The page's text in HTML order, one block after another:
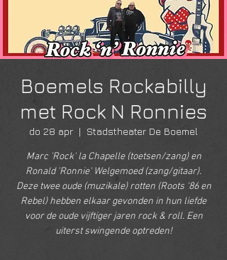
Boemels Rockabilly
met Rock N Ronnies
do 28 apr
  |
Stadstheater De Boemel
Marc 'Rock' la Chapelle (toetsen/zang) en
Ronald 'Ronnie' Welgemoed (zang/gitaar).
Deze twee oude (muzikale) rotten (Roots '86 en
Rebel) hebben elkaar gevonden in hun liefde
voor de oude vijftiger jaren rock & roll. Een
uiterst swingende optreden!